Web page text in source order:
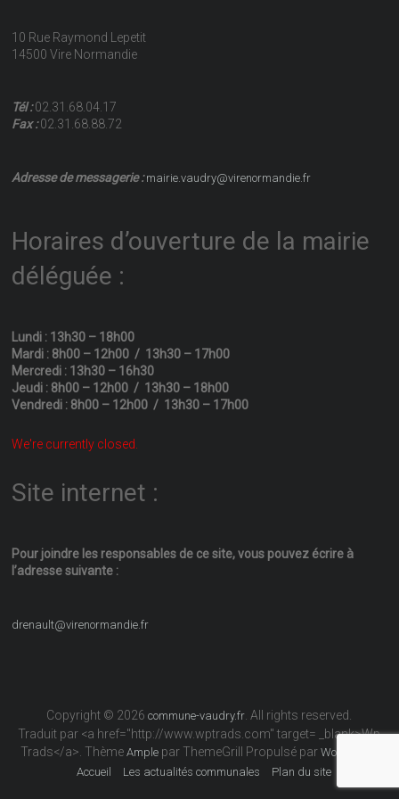
10 Rue Raymond Lepetit
14500 Vire Normandie
Tél :02.31.68.04.17
Fax :02.31.68.88.72
Adresse de messagerie :mairie.vaudry@virenormandie.fr
Horaires d’ouverture de la mairie
déléguée :
Lundi : 13h30 – 18h00
Mardi : 8h00 – 12h00 / 13h30 – 17h00
Mercredi : 13h30 – 16h30
Jeudi : 8h00 – 12h00 / 13h30 – 18h00
Vendredi : 8h00 – 12h00 / 13h30 – 17h00
We're currently closed.
Site internet :
Pour joindre les responsables de ce site, vous pouvez écrire à
l’adresse suivante :
drenault@virenormandie.fr
Copyright © 2026commune-vaudry.fr . All rights reserved.
Traduit par <a href="http://www.wptrads.com" target= _blank>Wp
Trads</a>. ThèmeAmple par ThemeGrill Propulsé parWordPress
Accueil
Les actualités communales Plan du site